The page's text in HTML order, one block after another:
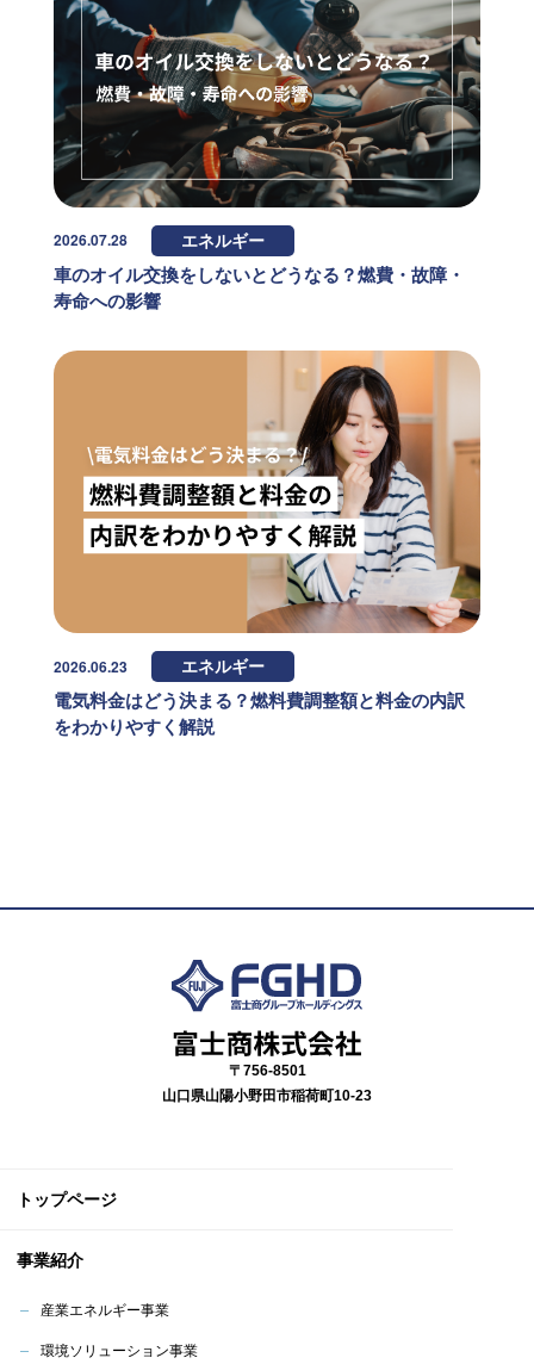
2026.07.28 エネルギー
車のオイル交換をしないとどうなる？燃費・故障・
寿命への影響
2026.06.23 エネルギー
電気料金はどう決まる？燃料費調整額と料金の内訳
をわかりやすく解説
〒756-8501
山口県山陽小野田市稲荷町10-23
トップページ
事業紹介
産業エネルギー事業
環境ソリューション事業